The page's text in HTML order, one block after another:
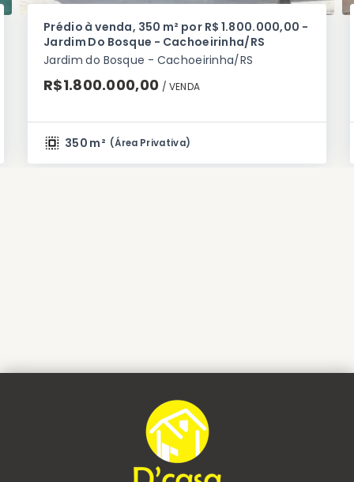
Prédio à venda, 350 m² por R$ 1.800.000,00 -
Jardim Do Bosque - Cachoeirinha/RS
Jardim do Bosque - Cachoeirinha/RS
R$1.800.000,00 / VENDA
350 m² (Área Privativa)